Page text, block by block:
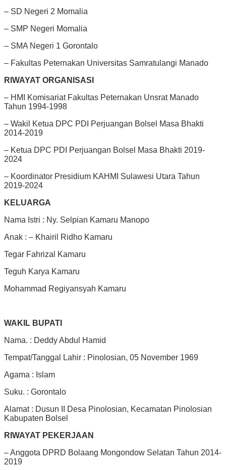
– SD Negeri 2 Momalia
– SMP Negeri Momalia
– SMA Negeri 1 Gorontalo
– Fakultas Peternakan Universitas Samratulangi Manado
RIWAYAT ORGANISASI
– HMI Komisariat Fakultas Peternakan Unsrat Manado
Tahun 1994-1998
– Wakil Ketua DPC PDI Perjuangan Bolsel Masa Bhakti
2014-2019
– Ketua DPC PDI Perjuangan Bolsel Masa Bhakti 2019-
2024
– Koordinator Presidium KAHMI Sulawesi Utara Tahun
2019-2024
KELUARGA
Nama Istri : Ny. Selpian Kamaru Manopo
Anak : – Khairil Ridho Kamaru
Tegar Fahrizal Kamaru
Teguh Karya Kamaru
Mohammad Regiyansyah Kamaru
WAKIL BUPATI
Nama. : Deddy Abdul Hamid
Tempat/Tanggal Lahir : Pinolosian, 05 November 1969
Agama : Islam
Suku. : Gorontalo
Alamat : Dusun II Desa Pinolosian, Kecamatan Pinolosian
Kabupaten Bolsel
RIWAYAT PEKERJAAN
– Anggota DPRD Bolaang Mongondow Selatan Tahun 2014-
2019